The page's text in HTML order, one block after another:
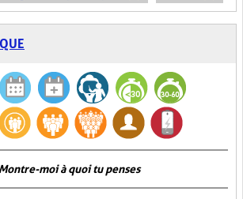
Montre-moi à quoi tu penses